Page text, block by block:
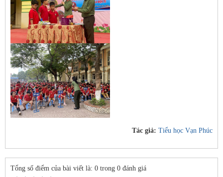
Tác giả: Tiểu học Vạn Phúc
Tổng số điểm của bài viết là: 0 trong 0 đánh giá